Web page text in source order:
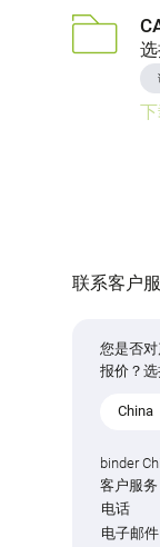
联系客户
您是否
报价？
China
binder
客户服务
电话
电子邮件